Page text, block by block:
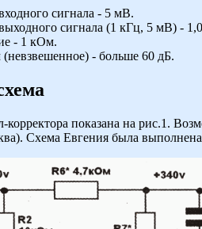
сигнала - 5 мВ.
сигнала (1 кГц, 5 мВ) -
- 1 кОм.
- больше 60 дБ.
показана на рис.1.
Схема Евгения была